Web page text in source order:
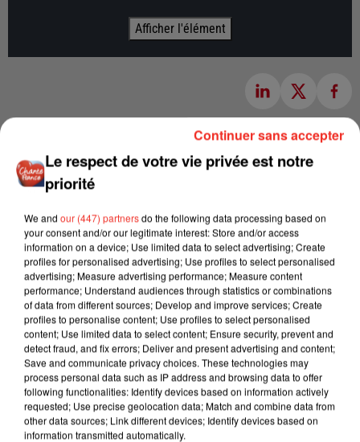
Afficher l'élément
Le respect de votre vie privée est notre
priorité
We and our (447) partnersdo the following data processing based on
your consent and/or our legitimate interest: Store and/or access
information on a device; Use limited data to select advertising; Create
profiles for personalised advertising; Use profiles to select personalised
advertising; Measure advertising performance; Measure content
performance; Understand audiences through statistics or combinations
of data from different sources; Develop and improve services; Create
profiles to personalise content; Use profiles to select personalised
content; Use limited data to select content; Ensure security, prevent and
detect fraud, and fix errors; Deliver and present advertising and content;
Save and communicate privacy choices. These technologies may
process personal data such as IP address and browsing data to offer
following functionalities: Identify devices based on information actively
requested; Use precise geolocation data; Match and combine data from
other data sources; Link different devices; Identify devices based on
information transmitted automatically.
Continuer sans accepter